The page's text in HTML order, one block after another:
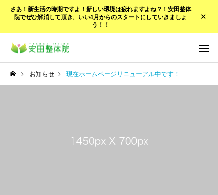
さあ！新生活の時期ですよ！新しい環境は疲れますよね？！安田整体
院でぜひ解消して頂き、いい4月からのスタートにしていきましょ
う！！
お知らせ 現在ホームページリニューアル中です！